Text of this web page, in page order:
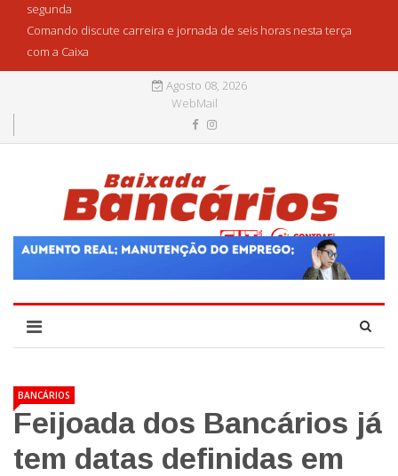
segunda
Comando discute carreira e jornada de seis horas nesta terça
com a Caixa
Agosto 08, 2026
WebMail
BANCÁRIOS
Feijoada dos Bancários já
tem datas definidas em